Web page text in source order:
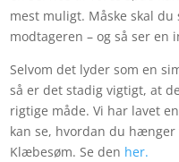
mest muligt. Måske skal
modtageren – og så ser
Selvom det lyder som en
så er det stadig vigtigt, at
rigtige måde. Vi har lavet
kan se, hvordan du hænger
Klæbesøm. Se den her.